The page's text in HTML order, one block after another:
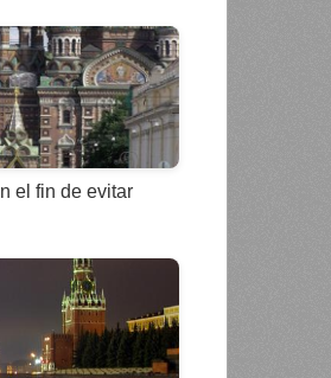
el fin de evitar